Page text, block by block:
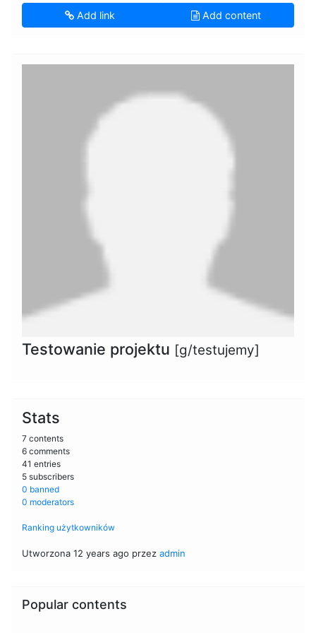
Add link Add content
Testowanie projektu [g/testujemy]
Stats
7 contents
6 comments
41 entries
5 subscribers
0 banned
0 moderators
Ranking użytkowników
Utworzona 12 years ago przez admin
Popular contents